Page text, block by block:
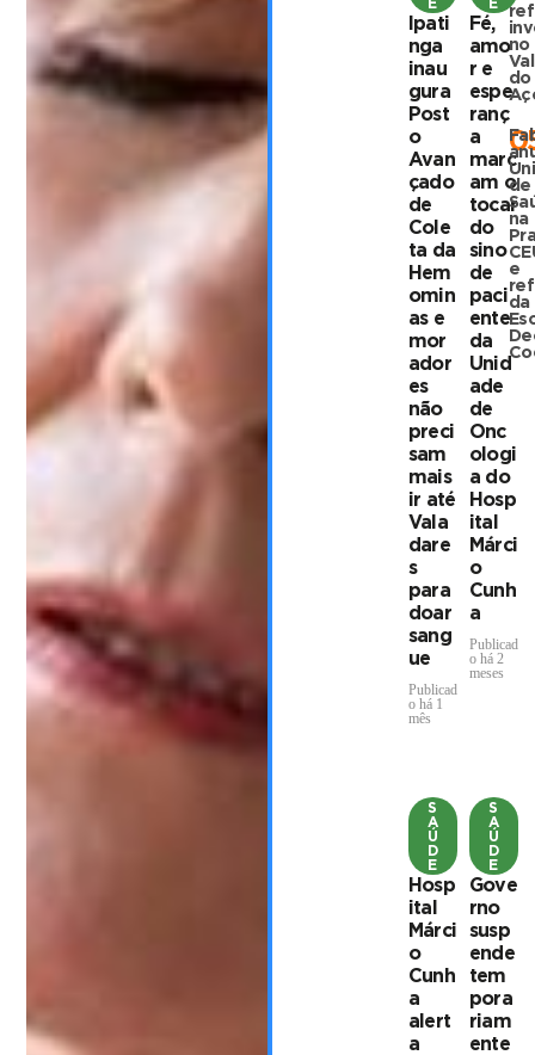
E
Ipati
nga
inau
gura
Post
o
Avan
çado
de
Cole
ta da
Hem
omin
as e
mor
ador
es
não
preci
sam
mais
ir até
Vala
dare
s
para
doar
sang
ue
Publicad
o há 1
mês
E
Fé,
amo
r e
espe
ranç
a
marc
am o
tocar
do
sino
de
paci
ente
da
Unid
ade
de
Onc
ologi
a do
Hosp
ital
Márci
o
Cunh
a
Publicad
o há 2
meses
S
A
Ú
D
E
Hosp
ital
Márci
o
Cunh
a
alert
a
S
A
Ú
D
E
Gove
rno
susp
ende
tem
pora
riam
ente
no
do
de
na
e
da